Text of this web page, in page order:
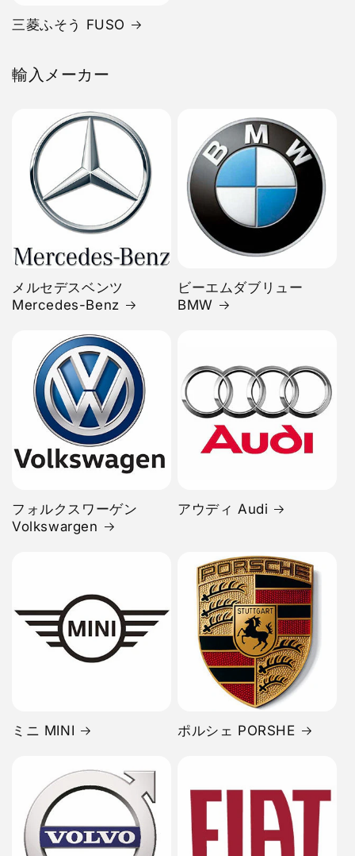
三菱ふそう FUSO
輸入メーカー
メルセデスベンツ
Mercedes-Benz
ビーエムダブリュー
BMW
フォルクスワーゲン
Volkswargen
アウディ Audi
ミニ MINI ポルシェ PORSHE